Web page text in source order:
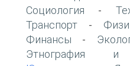
Социология -
Транспорт -
Финансы -
Этнография и